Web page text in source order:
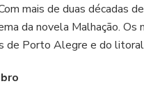
mais de duas décadas
da novela Malhação.
de Porto Alegre e do litoral